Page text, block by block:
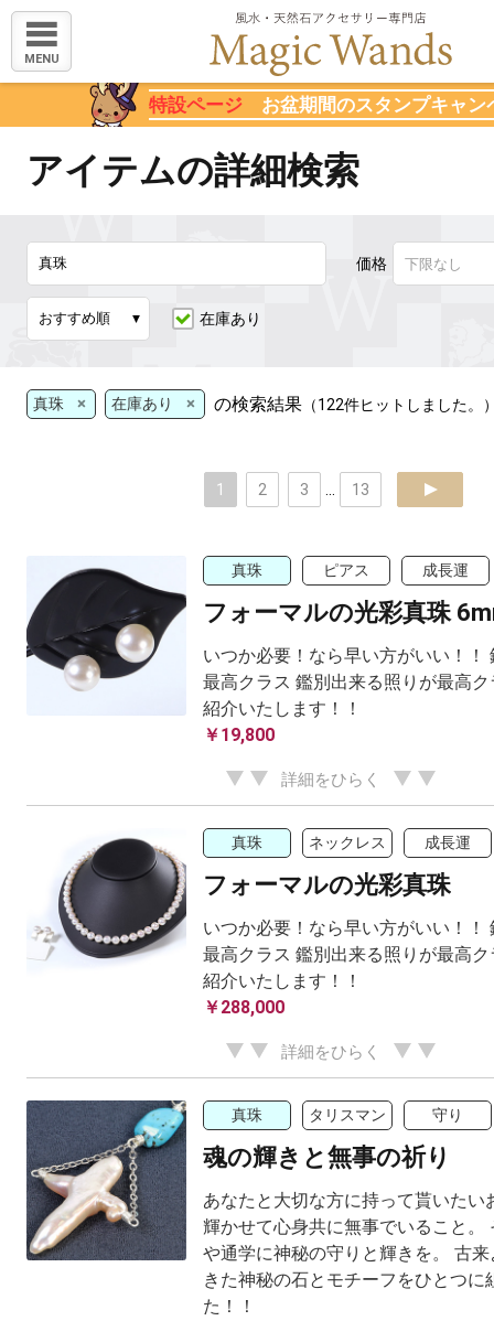
MENU
特設ページ お盆期間のスタンプキャン
アイテムの詳細検索
価格
在庫あり
真珠 × 在庫あり × の検索結果 （122件ヒットしました。
1 2 3 13 next
真珠 ピアス 成長運
フォーマルの光彩真珠
いつか必要！なら早い方がいい！！
最高クラス 鑑別出来る照りが最高
紹介いたします！！
￥19,800
詳細をひらく
真珠 ネックレス 成長運
フォーマルの光彩真珠
いつか必要！なら早い方がいい！！
最高クラス 鑑別出来る照りが最高
紹介いたします！！
￥288,000
詳細をひらく
真珠 タリスマン 守り
魂の輝きと無事の祈り
あなたと大切な方に持って貰いたい
輝かせて心身共に無事でいること。
や通学に神秘の守りと輝きを。 古
きた神秘の石とモチーフをひとつに
た！！